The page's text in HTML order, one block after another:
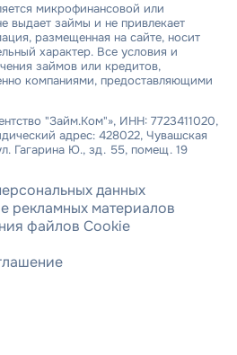
микрофинансовой или
выдает займы и не привлекает
размещенная на сайте, носит
характер. Все условия и
займов или кредитов,
компаниями, предоставляющими
"Займ.Ком"», ИНН: 7723411020,
адрес: 428022, Чувашская
Гагарина Ю., зд. 55, помещ. 19
данных
рекламных материалов
файлов Cookie